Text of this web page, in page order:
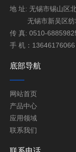
地 址: 无锡市锡山区
无锡市新吴区纺城
传 真: 0510-
手 机：13646176066
底部导航
网站首页
产品中心
应用领域
联系我们